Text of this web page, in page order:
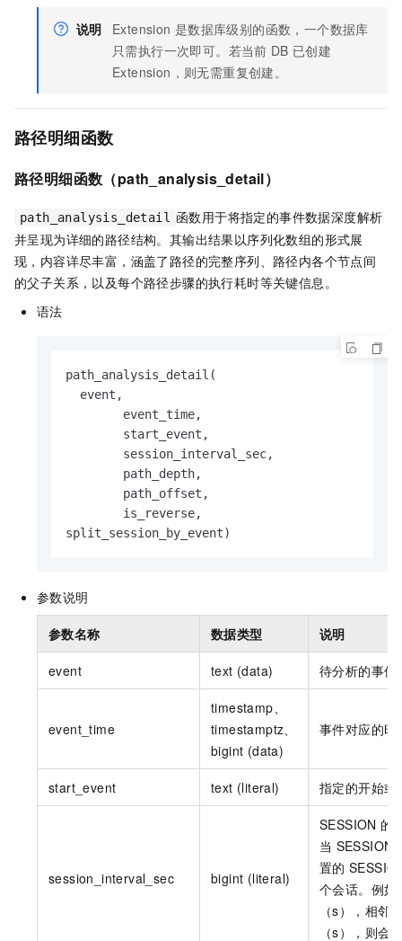
说明 Extension 是数据库级别的函数，一个数据库
只需执行一次即可。若当前 DB 已创建
Extension，则无需重复创建。
路径明细函数
路径明细函数（path_analysis_detail）
path_analysis_detail
函数用于将指定的事件数据深度解析
并呈现为详细的路径结构。其输出结果以序列化数组的形式展
现，内容详尽丰富，涵盖了路径的完整序列、路径内各个节点间
的父子关系，以及每个路径步骤的执行耗时等关键信息。
语法
path_analysis_detail(
  event,
split_session_by_event)
参数说明
参数名称 数据类型 说明
event text (data) 待分析的事件
event_time
timestamp、
timestamptz、
bigint (data)
事件对应的时
start_event text (literal) 指定的开始或
session_interval_sec bigint (literal)
SESSION 的
当 SESSION
置的
个会话。例如
（s），相邻
（s），则会